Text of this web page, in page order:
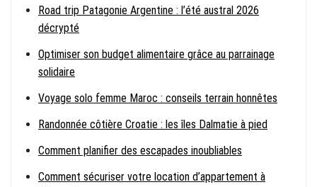
Road trip Patagonie Argentine : l’été austral 2026
décrypté
Optimiser son budget alimentaire grâce au parrainage
solidaire
Voyage solo femme Maroc : conseils terrain honnêtes
Randonnée côtière Croatie : les îles Dalmatie à pied
Comment planifier des escapades inoubliables
Comment sécuriser votre location d’appartement à